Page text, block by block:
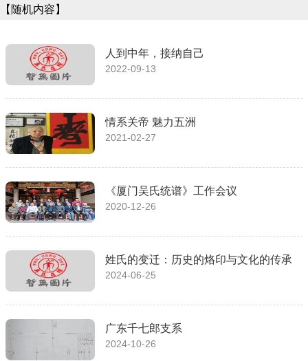
【随机内容】
人到中年，接纳自己
2022-09-13
情系关帝 魅力五洲
2021-02-27
《厦门吴氏统谱》工作会议​
2020-12-26
姓氏的变迁：历史的烙印与文化的传承
2024-06-25
广东千七郎支系
2024-10-26